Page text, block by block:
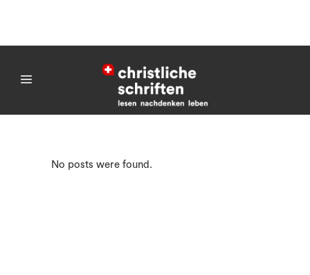
No posts were found.